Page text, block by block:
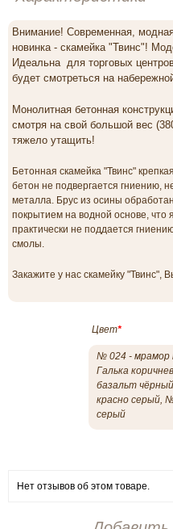
Внимание! Современная,
новинка - скамейка "Твинс"!
Идеальна для торговых
будет смотреться на
Монолитная бетонная
смотря на свой большой вес
тяжело утащить!
Бетонная скамейка "Твинс"
бетон не подвергается гниению,
металла. Брус из осины
покрытием на водной основе, что
практически не поддается
смолы.
Закажите у нас скамейку "Твинс",
Цвет*
№ 024 - мрамор
Галька
базальт
красно серый,
серый
Нет отзывов об этом товаре.